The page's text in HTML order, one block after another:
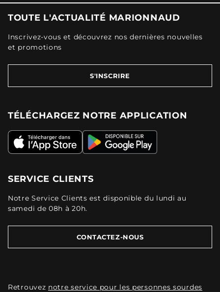
TOUTE L'ACTUALITÉ MARIONNAUD
Inscrivez-vous et découvrez nos dernières nouvelles
et promotions
S'INSCRIRE
TÉLÉCHARGEZ NOTRE APPLICATION
SERVICE CLIENTS
Notre Service Clients est disponible du lundi au
samedi de 08h à 20h.
CONTACTEZ-NOUS
Retrouvez notre service pour les personnes sourdes